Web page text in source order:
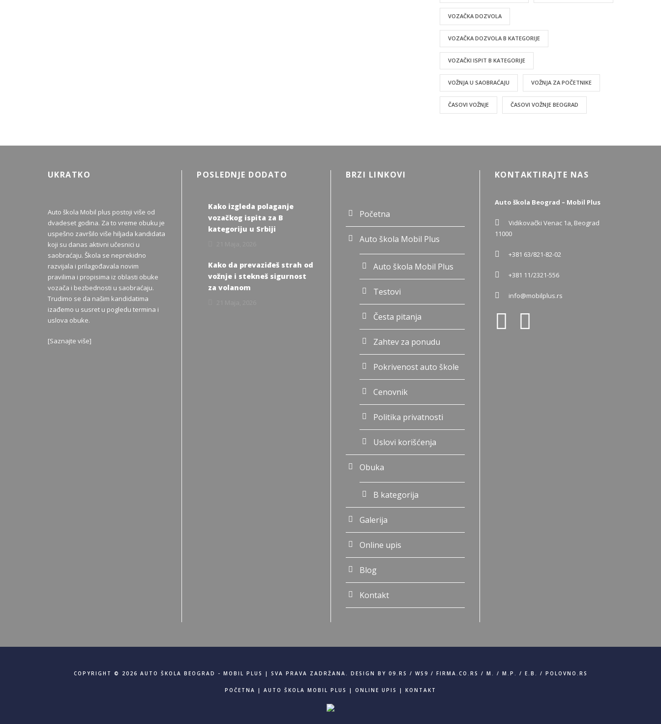
VOZAČKA DOZVOLA
VOZAČKA DOZVOLA B KATEGORIJE
VOZAČKI ISPIT B KATEGORIJE
VOŽNJA U SAOBRAĆAJU VOŽNJA ZA POČETNIKE
ČASOVI VOŽNJE ČASOVI VOŽNJE BEOGRAD
UKRATKO
Auto škola Mobil plus postoji više od
dvadeset godina. Za to vreme obuku je
uspešno završilo više hiljada kandidata
koji su danas aktivni učesnici u
saobraćaju. Škola se neprekidno
razvijala i prilagođavala novim
pravilima i propisima iz oblasti obuke
vozača i bezbednosti u saobraćaju.
Trudimo se da našim kandidatima
izađemo u susret u pogledu termina i
uslova obuke.
[Saznajte više]
POSLEDNJE DODATO
Kako izgleda polaganje
vozačkog ispita za B
kategoriju u Srbiji
Kako da prevaziđeš strah od
vožnje i stekneš sigurnost
za volanom
BRZI LINKOVI
Početna
Auto škola Mobil Plus
Auto škola Mobil Plus
Testovi
Česta pitanja
Zahtev za ponudu
Pokrivenost auto škole
Cenovnik
Politika privatnosti
Uslovi korišćenja
Obuka
B kategorija
Galerija
Online upis
Blog
Kontakt
KONTAKTIRAJTE NAS
Auto škola Beograd – Mobil Plus
Vidikovački Venac 1a, Beograd
11000
+381 63/821-82-02
+381 11/2321-556
info@mobilplus.rs
COPYRIGHT © 2026 AUTO ŠKOLA BEOGRAD - MOBIL PLUS | SVA PRAVA ZADRŽANA. DESIGN BY 09.RS / WS9 / FIRMA.CO.RS / M. / M.P. / E.B. / POLOVNO.RS
POČETNA | AUTO ŠKOLA MOBIL PLUS | ONLINE UPIS | KONTAKT